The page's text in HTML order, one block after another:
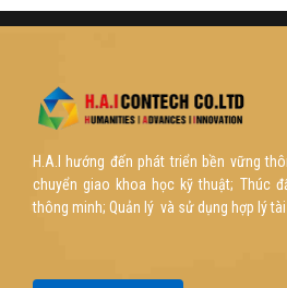
H.A.I hướng đến phát triển bền vững
chuyển giao khoa học kỹ thuật; Thúc
thông minh; Quản lý và sử dụng hợp lý tài